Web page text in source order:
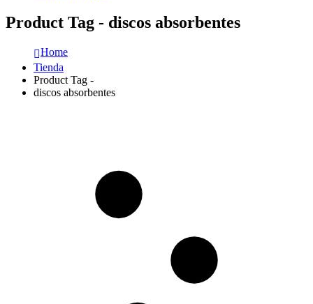
Product Tag - discos absorbentes
Home
Tienda
Product Tag -
discos absorbentes